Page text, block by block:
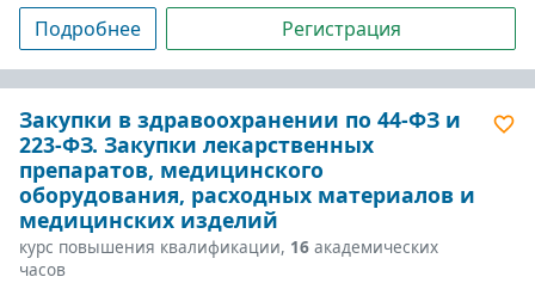
Подробнее Регистрация
Закупки в здравоохранении по 44-ФЗ и
223-ФЗ. Закупки лекарственных
препаратов, медицинского
оборудования, расходных материалов и
медицинских изделий
курс повышения квалификации, 16 академических
часов